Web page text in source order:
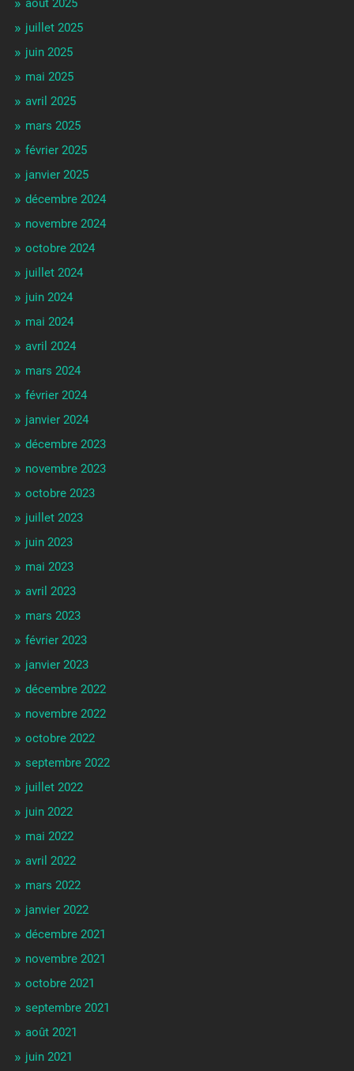
août 2025
juillet 2025
juin 2025
mai 2025
avril 2025
mars 2025
février 2025
janvier 2025
décembre 2024
novembre 2024
octobre 2024
juillet 2024
juin 2024
mai 2024
avril 2024
mars 2024
février 2024
janvier 2024
décembre 2023
novembre 2023
octobre 2023
juillet 2023
juin 2023
mai 2023
avril 2023
mars 2023
février 2023
janvier 2023
décembre 2022
novembre 2022
octobre 2022
septembre 2022
juillet 2022
juin 2022
mai 2022
avril 2022
mars 2022
janvier 2022
décembre 2021
novembre 2021
octobre 2021
septembre 2021
août 2021
juin 2021